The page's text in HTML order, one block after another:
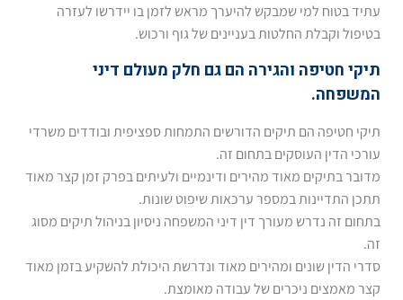
עתיד בטוח למי שמבקש להיערך מראש לזמן בו יידרשו לעזרה
בטיפול וקבלת החלטות בעניינים של גוף ורכוש.
תיקי חטיפה והגירה הם גם חלק מעולם דיני
המשפחה.
תיקי חטיפה הם תיקים הדורשים התמחות ספציפית ובודדים משרדי
עורכי הדין העוסקים בתחום זה.
מדובר בתיקים מאוד מהירים ודינמיים ולעיתים בפרק זמן קצר מאוד
תתכן התדיינות במספר ערכאות שיפוט שונות.
בתחום זה נדרש מעורך דין דיני המשפחה ניסיון בניהול תיקים מסוג
זה.
סדרי הדין שונים ומהירים מאוד ונדרשת היכולת להשקיע בזמן מאוד
קצר מאמצים ניכרים של עבודה מאומצת.